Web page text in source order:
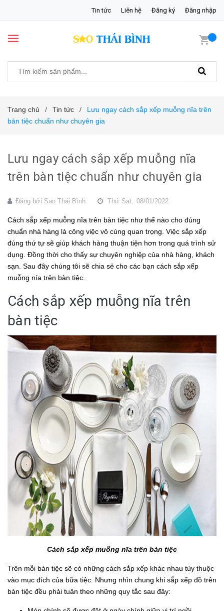
Tin tức Liên hệ Đăng ký Đăng nhập
Trang chủ / Tin tức /
Lưu ngay cách sắp xếp muỗng nĩa trên
bàn tiệc chuẩn như chuyên gia
Lưu ngay cách sắp xếp muỗng nĩa
trên bàn tiệc chuẩn như chuyên gia
Đăng bởi Sao Thái Bình Thứ Sat, 08/01/2022
Cách sắp xếp muỗng nĩa trên bàn tiệc như thế nào cho đúng
chuẩn nhà hàng là công việc vô cùng quan trọng. Việc sắp xếp
đúng thứ tự sẽ giúp khách hàng thuận tiện hơn trong quá trình sử
dụng. Đồng thời cho thấy sự chuyên nghiệp của nhà hàng, khách
sạn. Sau đây chúng tôi sẽ chia sẻ cho các bạn cách sắp xếp
muỗng nía trên bàn tiệc.
Cách sắp xếp muỗng nĩa trên
bàn tiệc
Cách sắp xếp muỗng nĩa trên bàn tiệc
Trên mỗi bàn tiệc sẽ có những cách sắp xếp khác nhau tùy thuộc
vào mục đích của bữa tiệc. Nhưng nhìn chung khi sắp xếp đồ trên
bàn tiệc đều phải tuân theo những quy tắc sau đây: